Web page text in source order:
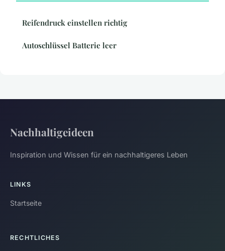
Reifendruck einstellen richtig
Autoschlüssel Batterie leer
Nachhaltigeideen
Inspiration und Wissen für ein nachhaltigeres Leben
LINKS
Startseite
RECHTLICHES